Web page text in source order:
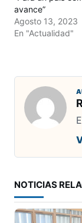
avance”
Agosto 13, 2023
En "Actualidad"
NOTICIAS